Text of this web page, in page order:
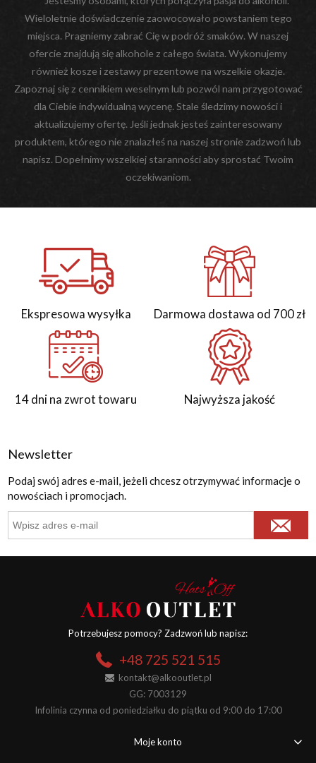
Wieloletnie doświadczenie zaowocowało powstaniem tego
miejsca. Pragniemy zabrać Cię w podróż smaków. W naszej
ofercie znajdują się alkohole z całego świata. Wykonujemy
również kosze i zestawy prezentowe na wszelkie okazje.
Zapoznaj się z cennikiem weselnym lub pozwól nam przygotować
dla Ciebie indywidualną wycenę. Stale śledzimy nowości i
aktualizujemy ofertę. Jeśli jednak jesteś zainteresowany
produktem, którego nie znalazłeś na naszej stronie zadzwoń lub
napisz. Dopełnimy wszelkiej staranności aby sprostać Twoim
oczekiwaniom.
Ekspresowa wysyłka Darmowa dostawa od 700 zł
14 dni na zwrot towaru Najwyższa jakość
Newsletter
Podaj swój adres e-mail, jeżeli chcesz otrzymywać informacje o
nowościach i promocjach.
Potrzebujesz pomocy? Zadzwoń lub napisz:
+48 725 521 515
kontakt@alkooutlet.pl
GG: 7003129
Infolinia czynna od poniedziałku do piątku od 9:00 do 17:00
Moje konto